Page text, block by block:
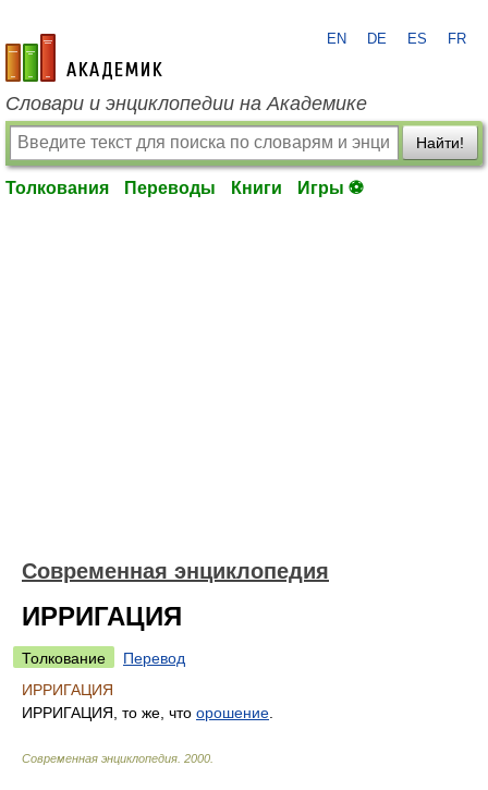
academic.ru
EN DE ES FR
Словари и энциклопедии на Академике
Найти!
Толкования Переводы Книги Игры ⚽
Современная энциклопедия
ИРРИГАЦИЯ
Толкование
Перевод
ИРРИГАЦИЯ
ИРРИГАЦИЯ, то же, что орошение
Современная энциклопедия 2000